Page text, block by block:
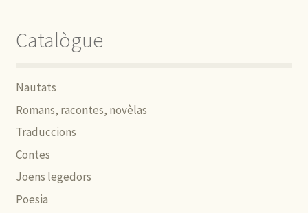
Catalògue
Nautats
Romans, racontes, novèlas
Traduccions
Contes
Joens legedors
Poesia